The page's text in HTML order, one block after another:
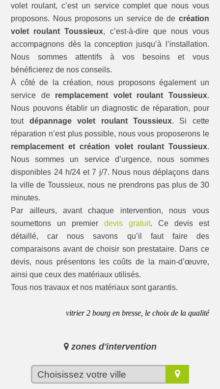
volet roulant, c’est un service complet que nous vous
proposons. Nous proposons un service de de création
volet roulant Toussieux, c’est-à-dire que nous vous
accompagnons dès la conception jusqu’à l’installation.
Nous sommes attentifs à vos besoins et vous
bénéficierez de nos conseils.
À côté de la création, nous proposons également un
service de remplacement volet roulant Toussieux.
Nous pouvons établir un diagnostic de réparation, pour
tout dépannage volet roulant Toussieux. Si cette
réparation n’est plus possible, nous vous proposerons le
remplacement et création volet roulant Toussieux.
Nous sommes un service d’urgence, nous sommes
disponibles 24 h/24 et 7 j/7. Nous nous déplaçons dans
la ville de Toussieux, nous ne prendrons pas plus de 30
minutes.
Par ailleurs, avant chaque intervention, nous vous
soumettons un premierdevis gratuit. Ce devis est
détaillé, car nous savons qu’il faut faire des
comparaisons avant de choisir son prestataire. Dans ce
devis, nous présentons les coûts de la main-d’œuvre,
ainsi que ceux des matériaux utilisés.
Tous nos travaux et nos matériaux sont garantis.
vitrier 2 bourg en bresse, le choix de la qualité
zones d'intervention